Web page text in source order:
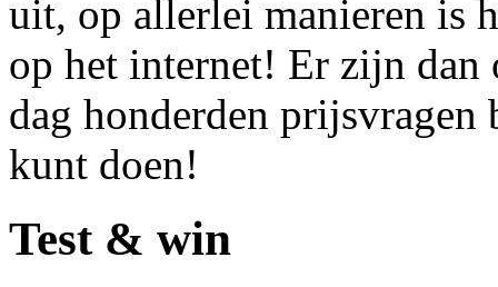
uit, op allerlei manieren is
op het internet! Er zijn dan
dag honderden
kunt doen!
Test & win